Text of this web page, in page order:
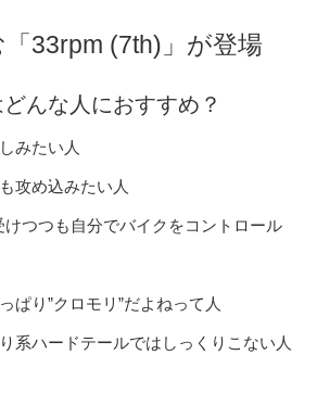
33rpm (7th)」が登場
んな人におすすめ？
みたい人
攻め込みたい人
けつつも自分でバイクをコントロール
ぱり”クロモリ”だよねって人
系ハードテールではしっくりこない人